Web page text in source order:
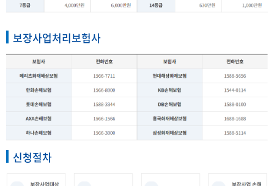
보장사업처리보험사
신청절차